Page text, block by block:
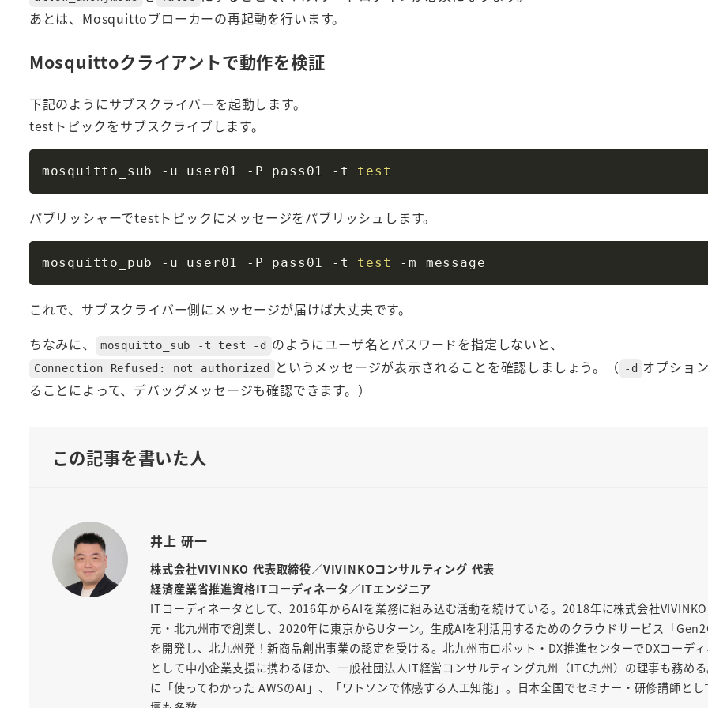
あとは、Mosquittoブローカーの再起動を行います。
Mosquittoクライアントで動作を検証
下記のようにサブスクライバーを起動します。
testトピックをサブスクライブします。
mosquitto_sub -u user01 -P pass01 -t test
パブリッシャーでtestトピックにメッセージをパブリッシュします。
mosquitto_pub -u user01 -P pass01 -t test
これで、サブスクライバー側にメッセージが届けば大丈夫です。
ちなみに、
mosquitto_sub -t test -d のようにユーザ名とパスワードを指定しないと、
Connection Refused: not authorized というメッセージが表示されることを確認しましょう。（ -d オプショ
ることによって、デバッグメッセージも確認できます。）
この記事を書いた人
井上 研一
株式会社VIVINKO 代表取締役／VIVINKOコンサルティング 代表
経済産業省推進資格ITコーディネータ／ITエンジニア
ITコーディネータとして、2016年からAIを業務に組み込む活動を続けている。2018年に株式会社
元・北九州市で創業し、2020年に東京からUターン。生成AIを利活用するためのクラウドサービス「
を開発し、北九州発！新商品創出事業の認定を受ける。北九州市ロボット・DX推進センターでDXコーデ
として中小企業支援に携わるほか、一般社団法人IT経営コンサルティング九州（ITC九州）の理事も務め
に「使ってわかった AWSのAI」、「ワトソンで体感する人工知能」。日本全国でセミナー・研修講師とし